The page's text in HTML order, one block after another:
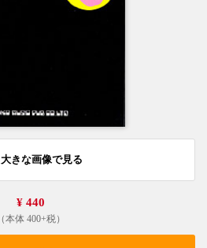
大きな画像で見る
¥ 440
（本体 400+税）